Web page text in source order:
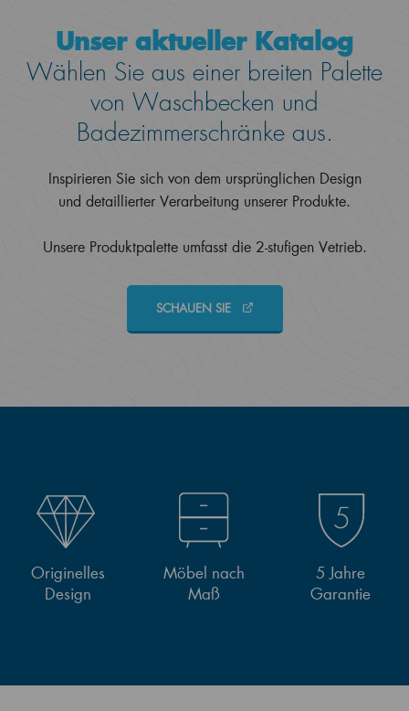
Unser aktueller Katalog
Wählen Sie aus einer breiten Palette
von Waschbecken und
Badezimmerschränke aus.
Inspirieren Sie sich von dem ursprünglichen Design
und detaillierter Verarbeitung unserer Produkte.
Unsere Produktpalette umfasst die 2-stufigen Vetrieb.
SCHAUEN SIE
Originelles
Design
Möbel nach
Maß
5 Jahre
Garantie